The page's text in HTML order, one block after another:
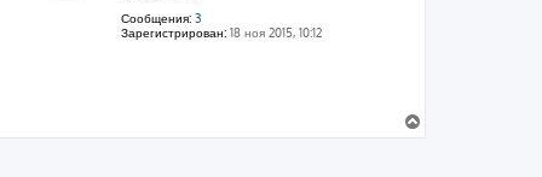
Сообщения: 3
Зарегистрирован: 18 ноя 2015, 10:12
е